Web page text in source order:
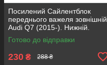
Посилений Сайлентблок
переднього важеля зовнішній
Audi Q7 (2015-). Нижній.
КОРЕЯ Acsuss! FE175192 ,
VKDS331087
Готово до відправки
230 ₴ 288 ₴